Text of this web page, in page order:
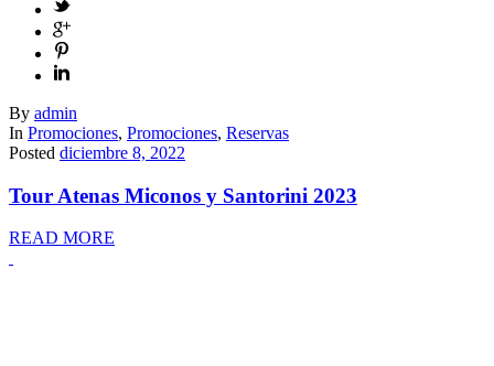
By admin
In Promociones, Promociones, Reservas
Posted diciembre 8, 2022
Tour Atenas Miconos y Santorini 2023
READ MORE